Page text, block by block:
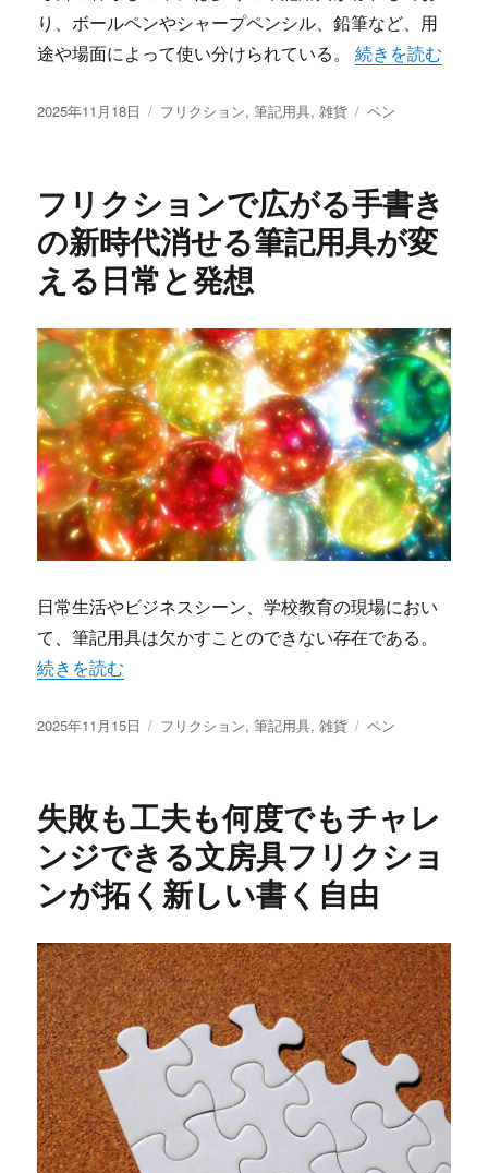
り、ボールペンやシャープペンシル、鉛筆など、用
途や場面によって使い分けられている。“フリクション
続きを読む
投
2025年11月18日
カ
ー
フリクション,筆記用具,雑貨
タ
ペン
フリクションで広がる手書き
の新時代消せる筆記用具が変
える日常と発想
日常生活やビジネスシーン、学校教育の現場におい
て、筆記用具は欠かすことのできない存在である。
“フリクションで広がる手書きの新時代消せる筆記用具が
続きを読む
投
2025年11月15日
カ
ー
フリクション,筆記用具,雑貨
タ
ペン
失敗も工夫も何度でもチャレ
ンジできる文房具フリクショ
ンが拓く新しい書く自由